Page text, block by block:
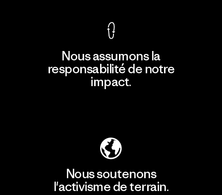
Nous assumons la
responsabilité de notre
impact.
Nous soutenons
l'activisme de terrain.